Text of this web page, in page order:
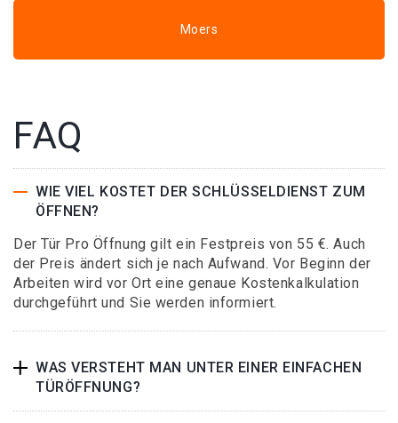
Moers
FAQ
WIE VIEL KOSTET DER SCHLÜSSELDIENST ZUM
ÖFFNEN?
Der Tür Pro Öffnung gilt ein Festpreis von 55 €. Auch
der Preis ändert sich je nach Aufwand. Vor Beginn der
Arbeiten wird vor Ort eine genaue Kostenkalkulation
durchgeführt und Sie werden informiert.
WAS VERSTEHT MAN UNTER EINER EINFACHEN
TÜRÖFFNUNG?